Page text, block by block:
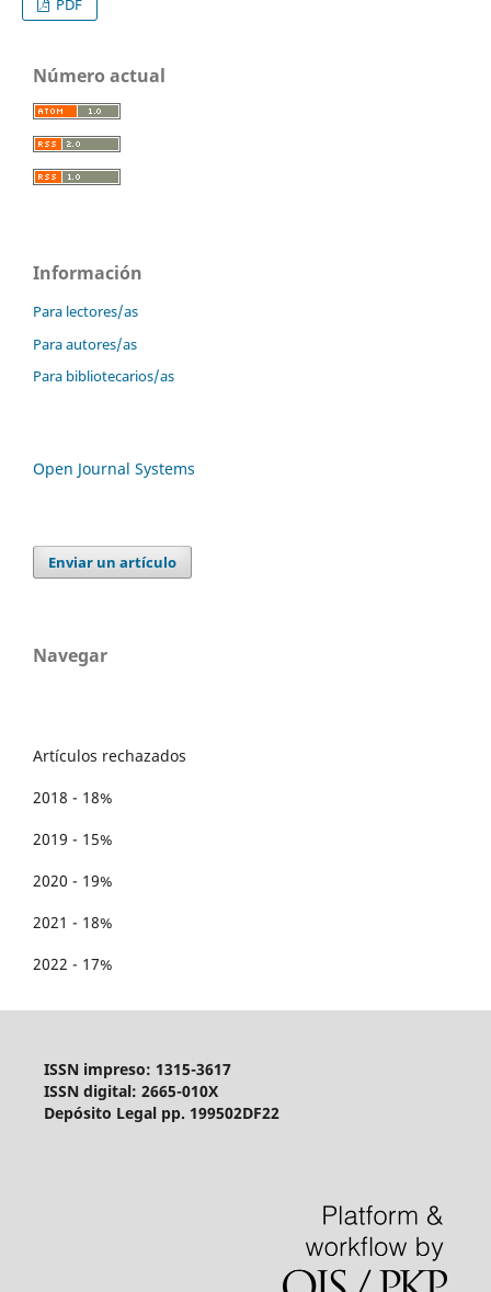
PDF
Número actual
Información
Para lectores/as
Para autores/as
Para bibliotecarios/as
Open Journal Systems
Enviar un artículo
Navegar
Artículos rechazados
2018 - 18%
2019 - 15%
2020 - 19%
2021 - 18%
2022 - 17%
ISSN impreso: 1315-3617
ISSN digital: 2665-010X
Depósito Legal pp. 199502DF22